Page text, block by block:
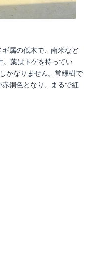
属の低木で、南米など
。葉はトゲを持ってい
かなりません。常緑樹で
銅色となり、まるで紅